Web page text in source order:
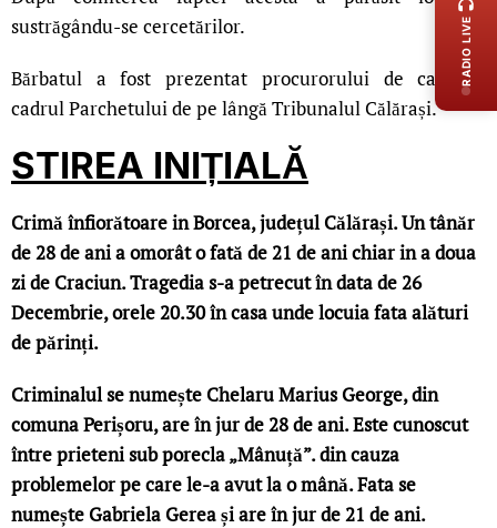
sustrăgându-se cercetărilor.
Bărbatul a fost prezentat procurorului de caz din
cadrul Parchetului de pe lângă Tribunalul Călărași.
STIREA INIȚIALĂ
Crimă înfiorătoare in Borcea, județul Călărași. Un tânăr
de 28 de ani a omorât o fată de 21 de ani chiar in a doua
zi de Craciun. Tragedia s-a petrecut în data de 26
Decembrie, orele 20.30 în casa unde locuia fata alături
de părinți.
Criminalul se numește Chelaru Marius George, din
comuna Perișoru, are în jur de 28 de ani. Este cunoscut
între prieteni sub porecla „Mânuță”. din cauza
problemelor pe care le-a avut la o mână. Fata se
numește Gabriela Gerea și are în jur de 21 de ani.
RADIO LIVE